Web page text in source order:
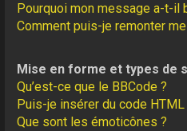
Pourquoi mon message a-t-il
Comment puis-je remonter
Mise en forme et types de
Qu’est-ce que le BBCode ?
Puis-je insérer du code HTML
Que sont les émoticônes ?